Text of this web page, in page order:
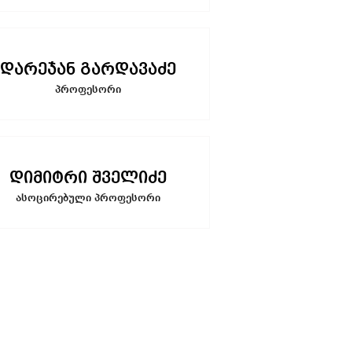
დარეჯან გარდავაძე
პროფესორი
დიმიტრი შველიძე
ასოცირებული პროფესორი